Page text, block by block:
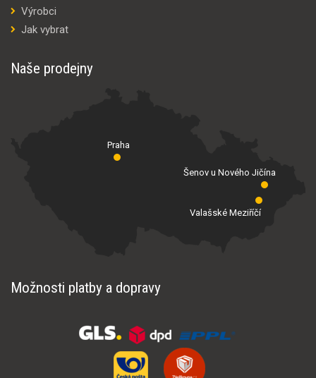
Výrobci
Jak vybrat
Naše prodejny
Praha
Valašské Meziříčí
Šenov u Nového Jičína
Možnosti platby a dopravy